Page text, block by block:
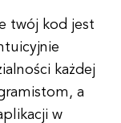
twój kod jest
każdej
a
w